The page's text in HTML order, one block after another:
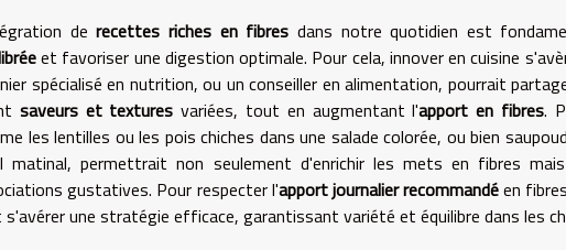
derecettes riches en fibres dans notre quotidien est
et favoriser une digestion optimale. Pour cela, innover en cuisine
spécialisé en nutrition, ou un conseiller en alimentation, pourrait
saveurs et textures variées, tout en augmentant l'apport en fibres.
les lentilles ou les pois chiches dans une salade colorée, ou bien
matinal, permettrait non seulement d'enrichir les mets en fibres
gustatives. Pour respecter l'apport journalier recommandéen
s'avérer une stratégie efficace, garantissant variété et équilibre dans les